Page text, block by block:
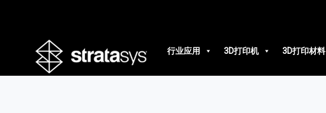
行业应用
3D打印机 3D打印材料